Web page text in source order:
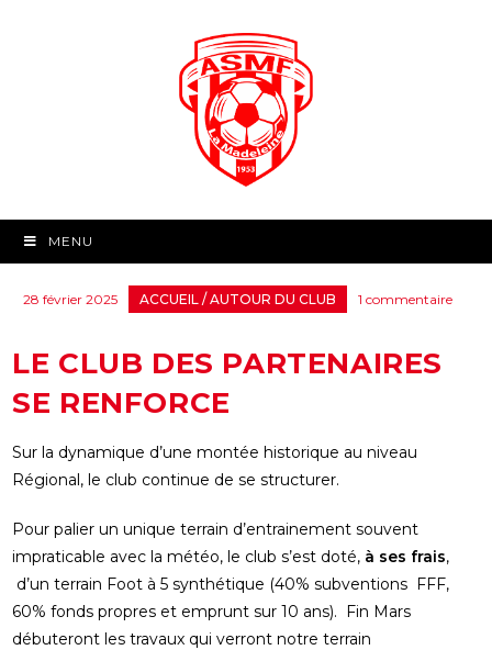
MENU
28 février 2025 ACCUEIL /AUTOUR DU CLUB 1 commentaire
LE CLUB DES PARTENAIRES
SE RENFORCE
Sur la dynamique d’une montée historique au niveau
Régional, le club continue de se structurer.
Pour palier un unique terrain d’entrainement souvent
impraticable avec la météo, le club s’est doté, à ses frais,
d’un terrain Foot à 5 synthétique (40% subventions FFF,
60% fonds propres et emprunt sur 10 ans). Fin Mars
débuteront les travaux qui verront notre terrain